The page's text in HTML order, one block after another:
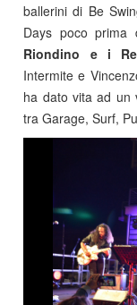
ballerini di Be
Days poco prima
Riondino e i
Intermite e
ha dato vita ad un
tra Garage, Surf,